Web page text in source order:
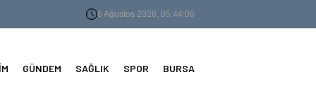
6 Ağustos 2026, 05:44:07
GÜNDEM SAĞLIK SPOR BURSA